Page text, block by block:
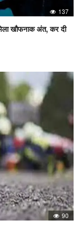
137
खौफनाक अंत, कर दी
90